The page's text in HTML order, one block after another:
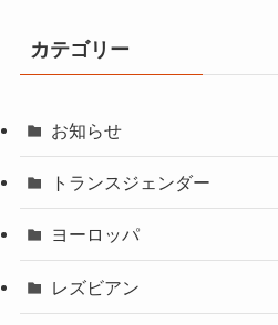
カテゴリー
お知らせ
トランスジェンダー
ヨーロッパ
レズビアン